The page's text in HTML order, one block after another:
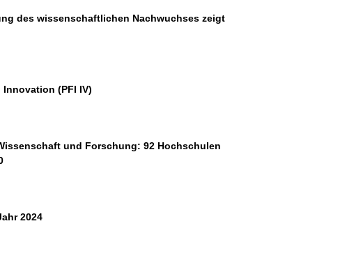
des wissenschaftlichen Nachwuchses zeigt
(PFI IV)
und Forschung: 92 Hochschulen
2024